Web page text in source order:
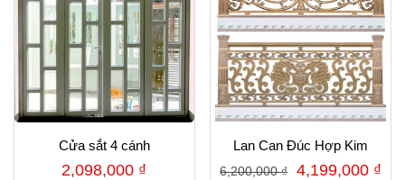
Cửa sắt 4 cánh
2,098,000 ₫
Lan Can Đúc Hợp Kim
6,200,000₫
Giá
4,199,000 ₫